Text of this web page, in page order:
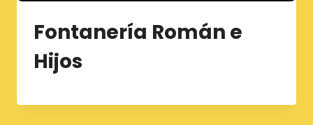
Fontanería Román e
Hijos